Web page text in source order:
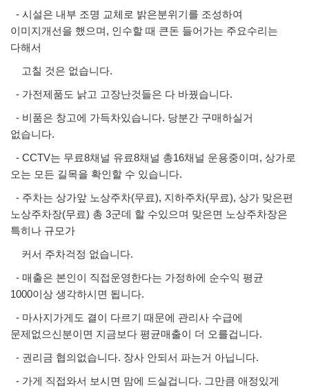
- 시설은 내부 조명 교체로 밝은분위기를 조성하여
이미지개선을 했으며, 인수할 때 큰돈 들어가는 주요수리는
다해서
고칠 것은 없습니다.
- 가전제품도 낡고 고장난것들은 다 바꿨습니다.
- 비품은 창고에 가득차있습니다. 당분간 구매하실거
없습니다.
- CCTV는 무료8채널 유료8채널 총16채널 운용중이며, 상가로
오는 모든 길목을 확인할 수 있습니다.
- 주차는 상가앞 노상주차(무료), 지하주차(무료), 상가 맞은편
노상주차장(무료) 총 3군데 할 수있으며 맞은면 노상주차장은
특히나 규모가
커서 주차걱정 없습니다.
- 매출은 본인이 직접운영한다는 가정하에 순수익 평균
1000이상 생각하시면 됩니다.
- 마사지가게도 결이 다르기 때문에 관리사 수급에
문제없으신분이면 지금보다 평균매출이 더 오를겁니다.
- 권리금 협의없습니다. 장사 안되서 파는거 아닙니다.
- 가게 직접와서 보시면 맘에 드실겁니다. 그만큼 애정있게